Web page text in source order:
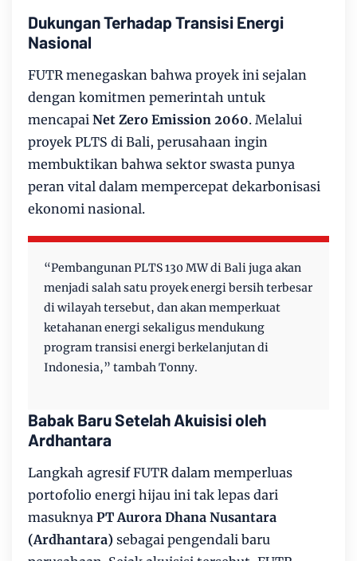
Dukungan Terhadap Transisi Energi
Nasional
FUTR menegaskan bahwa proyek ini sejalan
dengan komitmen pemerintah untuk
mencapai Net Zero Emission 2060. Melalui
proyek PLTS di Bali, perusahaan ingin
membuktikan bahwa sektor swasta punya
peran vital dalam mempercepat dekarbonisasi
ekonomi nasional.
“Pembangunan PLTS 130 MW di Bali juga akan
menjadi salah satu proyek energi bersih terbesar
di wilayah tersebut, dan akan memperkuat
ketahanan energi sekaligus mendukung
program transisi energi berkelanjutan di
Indonesia,” tambah Tonny.
Babak Baru Setelah Akuisisi oleh
Ardhantara
Langkah agresif FUTR dalam memperluas
portofolio energi hijau ini tak lepas dari
masuknya PT Aurora Dhana Nusantara
(Ardhantara) sebagai pengendali baru